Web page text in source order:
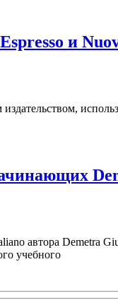
и
автора Demetra
учебного